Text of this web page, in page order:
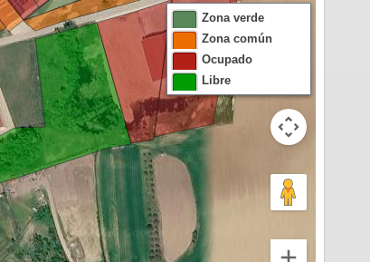
Zona verde
Zona común
Ocupado
Libre